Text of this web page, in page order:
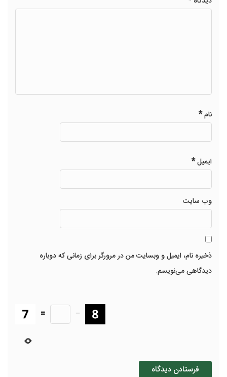
نام*
ایمیل*
وب‌ سایت
ذخیره نام، ایمیل و وبسایت من در مرورگر برای زمانی که دوباره
دیدگاهی می‌نویسم.
−
=